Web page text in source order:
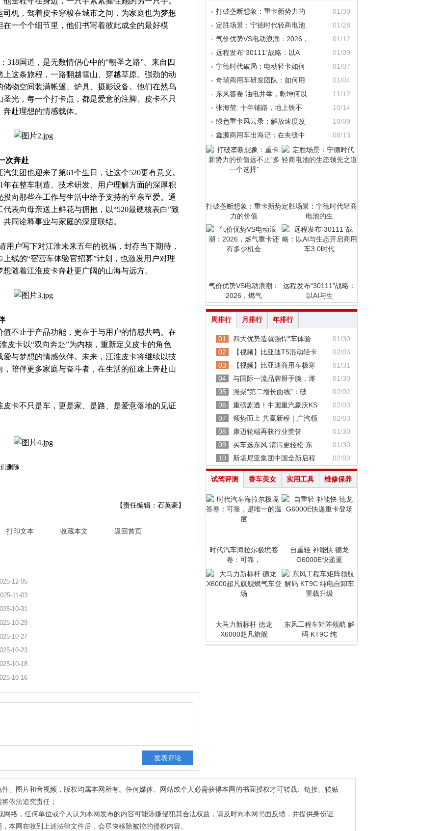
机，驾着皮卡穿梭在城市之间，为家庭也为梦想
一个个细节里，他们书写着彼此成全的最好模
318国道，是无数情侣心中的“朝圣之路”。来自四
上这条旅程，一路翻越雪山、穿越草原。强劲的动
物空间装满帐篷、炉具、摄影设备。他们在然乌
光，每一个打卡点，都是爱意的注脚。皮卡不只
赴理想的情感载体。
次奔赴
集团也迎来了第61个生日，让这个520更有意义。
在整车制造、技术研发、用户理解方面的深厚积
向那些在工作与生活中给予支持的至亲至爱。通
表向母亲送上鲜花与拥抱，以“520最硬核表白”致
同诠释事业与家庭的深度联结。
用户写下对江淮未来五年的祝福，封存当下期待，
线的“宿营车体验官招募”计划，也激发用户对理
随着江淮皮卡奔赴更广阔的山海与远方。
不止于产品功能，更在于与用户的情感共鸣。在
皮卡以“双向奔赴”为内核，重新定义皮卡的角色
与梦想的情感伙伴。未来，江淮皮卡将继续以技
陪伴更多家庭与奋斗者，在生活的征途上奔赴山
卡不只是车，更是家、是路、是爱意落地的见证
删除
【责任编辑：石英豪】
打印文本 收藏本文 返回首页
12-05
11-03
10-31
10-29
10-27
10-23
10-18
10-16
打破垄断想象：重卡新势力的
01/30
定胜场景：宁德时代轻商电池
01/28
气价优势VS电动浪潮：2026，
01/12
远程发布“30111”战略：以A
01/09
宁德时代破局：电动轻卡如何
01/07
奇瑞商用车研发团队：如何用
01/04
东风答卷:油电并举，乾坤何以
11/12
张海莹: 十年铺路，地上铁不
10/14
绿色重卡风云录：解放速度改
10/09
鑫源商用车出海记：在夹缝中
08/13
打破垄断想象：重卡新势
力的价值
定胜场景：宁德时代轻商
电池的生
气价优势VS电动浪潮：
2026，燃气
远程发布“30111”战略：
以AI与生
周排行 月排行 年排行
01 四大优势造就强悍“车体验
01/30
02
【视频】比亚迪T5混动轻卡
02/03
03
【视频】比亚迪商用车极寒
01/31
04
与国际一流品牌掰手腕，潍
01/30
05
潍柴“第二增长曲线”：破
02/02
06
重磅剧透！中国重汽豪沃KS
02/03
07
领势而上 共赢新程｜广汽领
02/03
08
康迈轮端再获行业赞誉
01/30
09
买车选东风 清污更轻松 东
01/30
10
斯堪尼亚集团中国全新启程 02/03
试驾评测 香车美女 实用工具 维修保养
时代汽车海拉尔极境答
卷：可靠，
自重轻 补能快 德龙
G6000E快递重
大马力新标杆 德龙
X6000超凡旗舰
东风工程车矩阵领航 解
码 KT9C 纯
、图片和音视频，版权均属本网所有。任何媒体、网站或个人必需获得本网的书面授权才可转载、链接、转贴
依法追究责任；
络，任何单位或个人认为本网发布的内容可能涉嫌侵犯其合法权益，请及时向本网书面反馈，并提供身份证
本网在收到上述法律文件后，会尽快移除被控的侵权内容。